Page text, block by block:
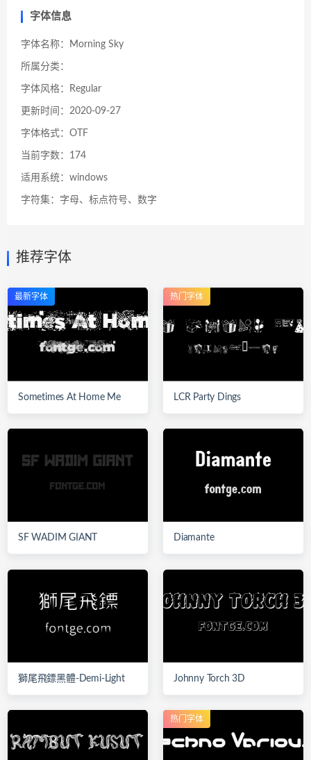
字体信息
字体名称：Morning Sky
所属分类：
字体风格：Regular
更新时间：2020-09-27
字体格式：OTF
当前字数：174
适用系统：windows
字符集：字母、标点符号、数字
推荐字体
最新字体
Sometimes At Home Me
热门字体
LCR Party Dings
SF WADIM GIANT Diamante
獅尾飛鏢黑體-Demi-Light Johnny Torch 3D
热门字体